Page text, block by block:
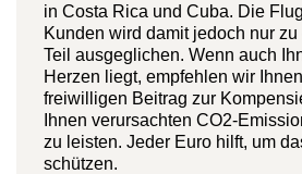
in Costa Rica und Cuba. Die
Kunden wird damit jedoch nur
Teil ausgeglichen. Wenn auch
Herzen liegt, empfehlen wir
freiwilligen Beitrag zur
Ihnen verursachten CO2-
zu leisten. Jeder Euro hilft, um
schützen.